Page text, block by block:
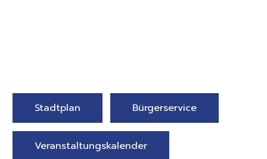
Stadtplan Bürgerservice
Veranstaltungskalender